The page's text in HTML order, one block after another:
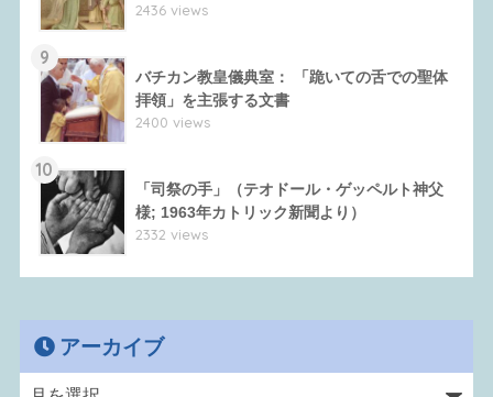
2436 views
9
バチカン教皇儀典室： 「跪いての舌での聖体
拝領」を主張する文書
2400 views
10
「司祭の手」（テオドール・ゲッペルト神父
様; 1963年カトリック新聞より）
2332 views
アーカイブ